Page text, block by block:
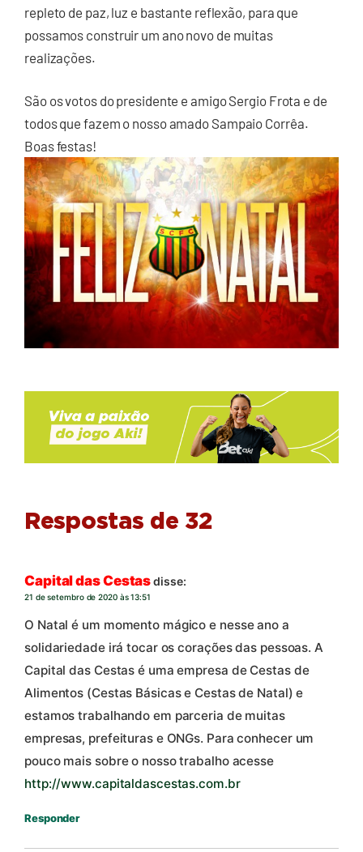
repleto de paz, luz e bastante reflexão, para que
possamos construir um ano novo de muitas
realizações.
São os votos do presidente e amigo Sergio Frota e de
todos que fazem o nosso amado Sampaio Corrêa.
Boas festas!
Respostas de 32
Capital das Cestasdisse:
21 de setembro de 2020 às 13:51
O Natal é um momento mágico e nesse ano a
solidariedade irá tocar os corações das pessoas. A
Capital das Cestas é uma empresa de Cestas de
Alimentos (Cestas Básicas e Cestas de Natal) e
estamos trabalhando em parceria de muitas
empresas, prefeituras e ONGs. Para conhecer um
pouco mais sobre o nosso trabalho acesse
http://www.capitaldascestas.com.br
Responder